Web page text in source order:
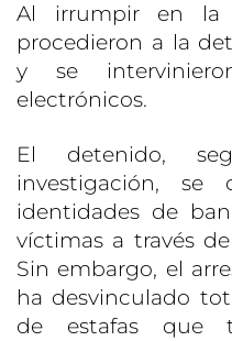
Al irrumpir en la
procedieron a la
y se
electrónicos.
El detenido,
investigación, se
identidades de
víctimas a través
Sin embargo, el
ha desvinculado
de estafas que